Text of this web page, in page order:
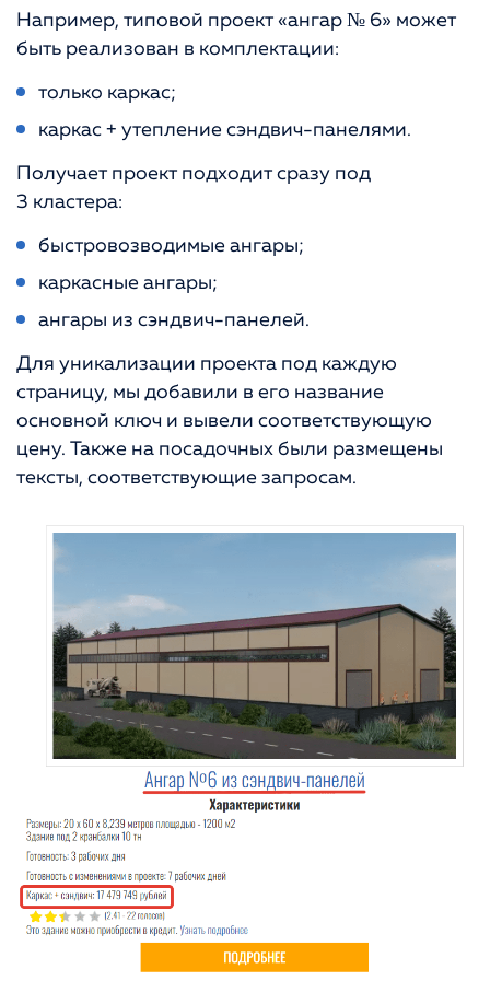
Например, типовой проект «ангар № 6» может
быть реализован в комплектации:
только каркас;
каркас + утепление сэндвич-панелями.
Получает проект подходит сразу под
3 кластера:
быстровозводимые ангары;
каркасные ангары;
ангары из сэндвич-панелей.
Для уникализации проекта под каждую
страницу, мы добавили в его название
основной ключ и вывели соответствующую
цену. Также на посадочных были размещены
тексты, соответствующие запросам.